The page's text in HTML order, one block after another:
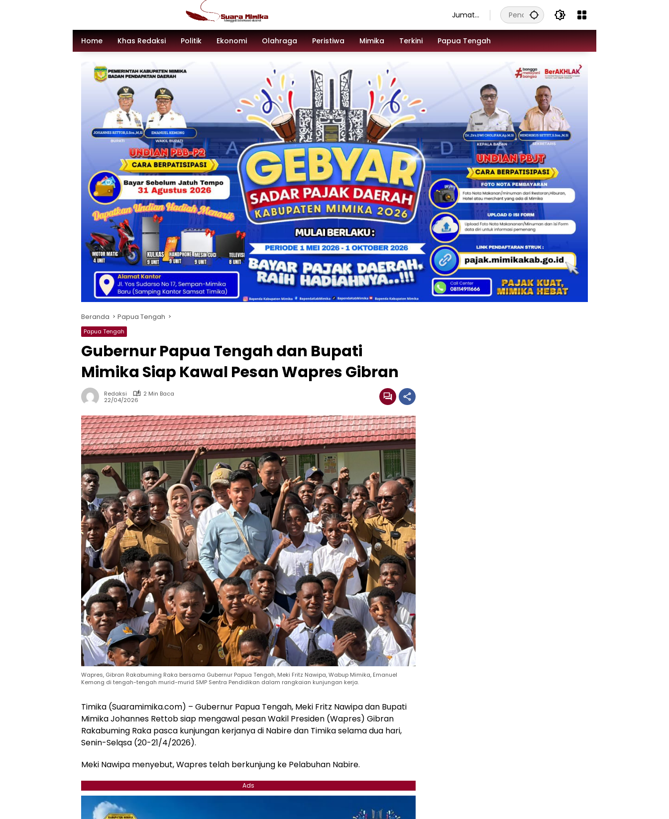
Jumat,
Agustus
2026
Home Khas Redaksi Politik Ekonomi Olahraga Peristiwa Mimika Terkini Papua Tengah
Beranda Papua Tengah
Papua Tengah
Gubernur Papua Tengah dan Bupati
Mimika Siap Kawal Pesan Wapres Gibran
Redaksi
2 Min Baca
22/04/2026
Wapres, Gibran Rakabuming Raka bersama Gubernur Papua Tengah, Meki Fritz Nawipa, Wabup Mimika, Emanuel
Kemong di tengah-tengah murid-murid SMP Sentra Pendidikan dalam rangkaian kunjungan kerja.
Timika (Suaramimika.com) – Gubernur Papua Tengah, Meki Fritz Nawipa dan Bupati
Mimika Johannes Rettob siap mengawal pesan Wakil Presiden (Wapres) Gibran
Rakabuming Raka pasca kunjungan kerjanya di Nabire dan Timika selama dua hari,
Senin-Selqsa (20-21/4/2026).
Meki Nawipa menyebut, Wapres telah berkunjung ke Pelabuhan Nabire.
Ads